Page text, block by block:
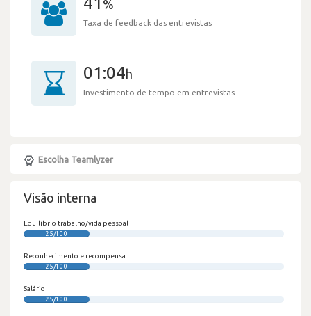
%
Taxa de feedback das entrevistas
01:04h
Investimento de tempo em entrevistas
Escolha Teamlyzer
Visão interna
Equilíbrio trabalho/vida pessoal
25/100
Reconhecimento e recompensa
25/100
Salário
25/100